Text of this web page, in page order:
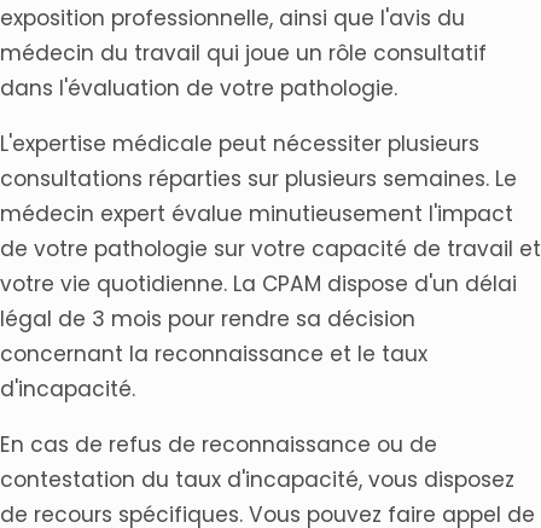
exposition professionnelle, ainsi que l'avis du
médecin du travail qui joue un rôle consultatif
dans l'évaluation de votre pathologie.
L'expertise médicale peut nécessiter plusieurs
consultations réparties sur plusieurs semaines. Le
médecin expert évalue minutieusement l'impact
de votre pathologie sur votre capacité de travail et
votre vie quotidienne. La CPAM dispose d'un délai
légal de 3 mois pour rendre sa décision
concernant la reconnaissance et le taux
d'incapacité.
En cas de refus de reconnaissance ou de
contestation du taux d'incapacité, vous disposez
de recours spécifiques. Vous pouvez faire appel de